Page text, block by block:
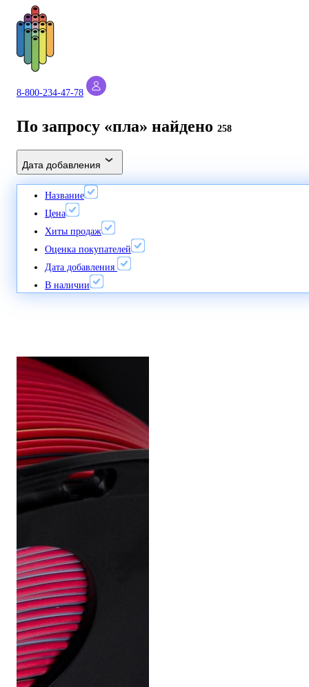
8-800-234-47-78
По запросу «пла» найдено 258
Дата добавления
Название
Цена
Хиты продаж
Оценка покупателей
Дата добавления
В наличии